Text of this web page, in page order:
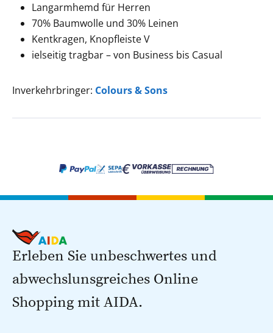
Langarmhemd für Herren
70% Baumwolle und 30% Leinen
Kentkragen, Knopfleiste V
ielseitig tragbar – von Business bis Casual
Inverkehrbringer: Colours & Sons
Erleben Sie unbeschwertes und
abwechslunsgreiches Online
Shopping mit AIDA.